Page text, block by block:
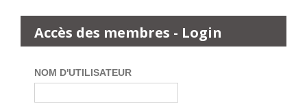
Accès des membres - Login
NOM D'UTILISATEUR